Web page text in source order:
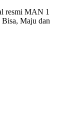
resmi MAN 1
Maju dan